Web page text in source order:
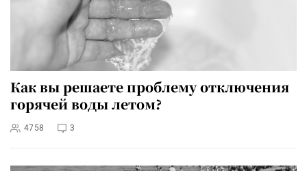
Как вы решаете проблему отключения
горячей воды летом?
4758 3